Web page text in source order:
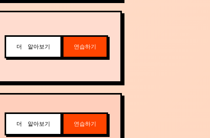
더 알아보기 연습하기
더 알아보기 연습하기